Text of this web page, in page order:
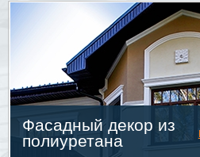
Фасадный декор из
полиуретана